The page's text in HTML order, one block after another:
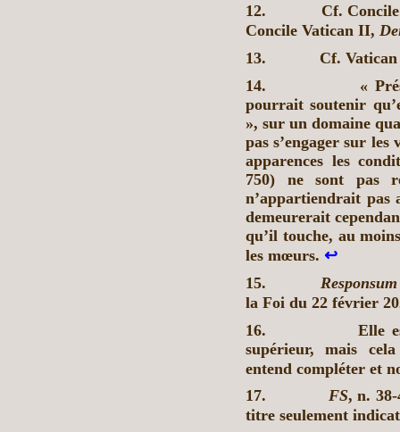
12.
Cf.
Concile Vatican II,
13.
Cf.
14.
«
pourrait soutenir
», sur un domaine
pas s’engager sur
apparences les
750) ne sont pas
n’appartiendrait
demeurerait
qu’il touche, au
les mœurs. ↩
15.
Responsum
la Foi du 22 février
16.
Elle
supérieur, mais
entend compléter et
17.
FS, n.
titre seulement